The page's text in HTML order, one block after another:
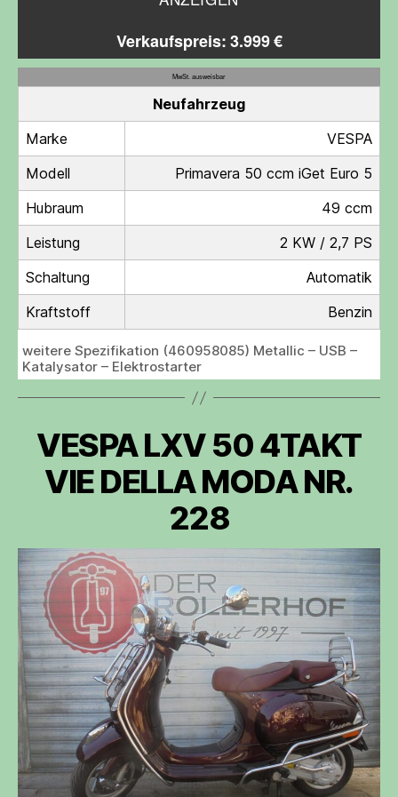
Verkaufspreis: 3.999 €
MwSt. ausweisbar
Neufahrzeug
Marke
VESPA
Modell
Primavera 50 ccm iGet Euro 5
Hubraum
49 ccm
Leistung
2 KW / 2,7 PS
Schaltung
Automatik
Kraftstoff
Benzin
weitere Spezifikation (460958085) Metallic – USB –
Katalysator – Elektrostarter
VESPA LXV 50 4TAKT
VIE DELLA MODA NR.
228